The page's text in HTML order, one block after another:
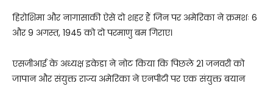
हिरोशिमा और नागासाकी ऐसे दो शहर हैं जिन पर अमेरिका ने क्रमशः 6
और 9 अगस्त, 1945 को दो परमाणु बम गिराए।
एसजीआई के अध्यक्ष इकेडा ने नोट किया कि पिछले 21 जनवरी को
जापान और संयुक्त राज्य अमेरिका ने एनपीटी पर एक संयुक्त बयान